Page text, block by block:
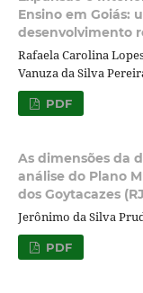
Ensino em Goiás:
desenvolvimento
Rafaela Carolina
Vanuza da Silva
PDF
As dimensões da
análise do Plano
dos Goytacazes
Jerônimo da Silva
PDF